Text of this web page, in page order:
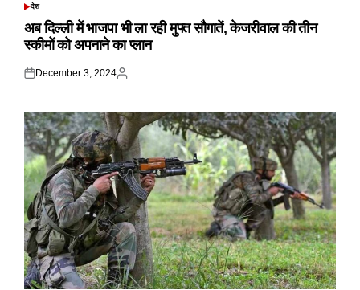
POSTED
देश
अब दिल्ली में भाजपा भी ला रही मुफ्त सौगातें, केजरीवाल की तीन
स्कीमों को अपनाने का प्लान
Posted
December 3, 2024
Posted